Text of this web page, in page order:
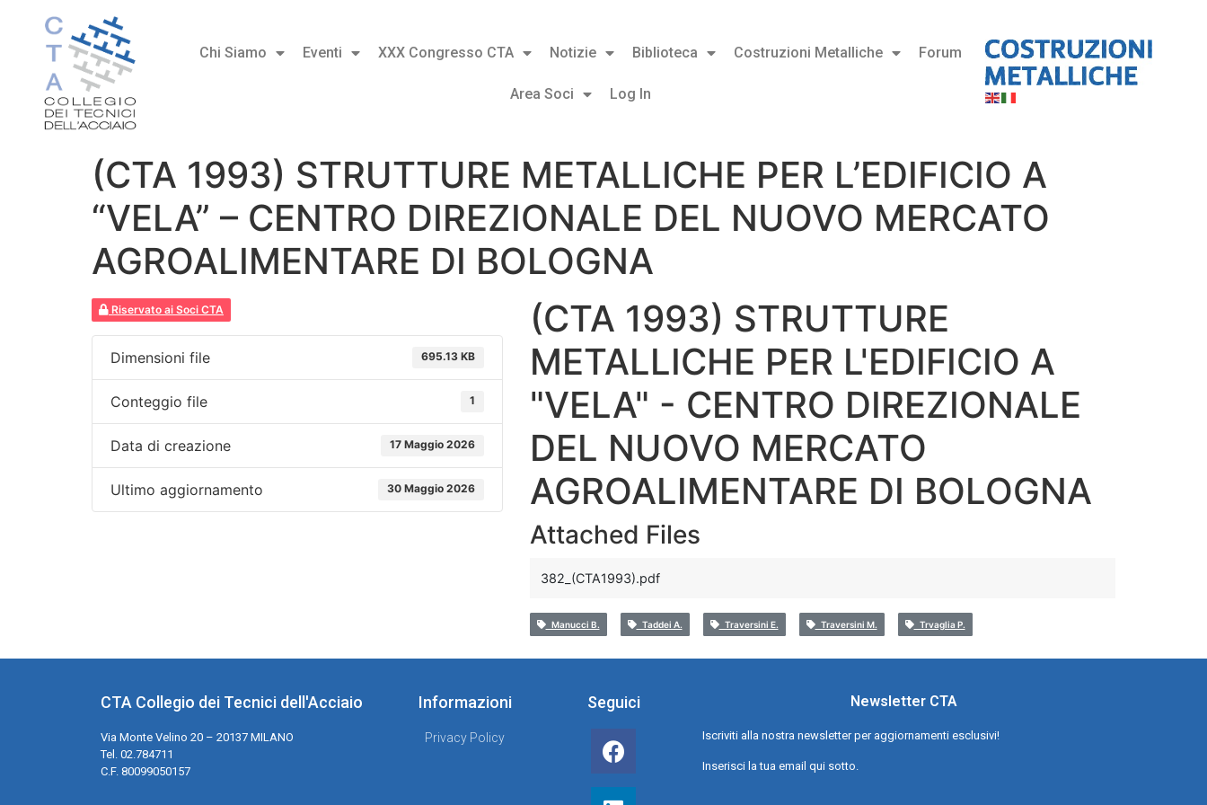
Chi Siamo Eventi XXX Congresso CTA Notizie Biblioteca Costruzioni Metalliche Forum
Area Soci Log In
(CTA 1993) STRUTTURE METALLICHE PER L’EDIFICIO A
“VELA” – CENTRO DIREZIONALE DEL NUOVO MERCATO
AGROALIMENTARE DI BOLOGNA
Riservato ai Soci CTA
Dimensioni file 695.13 KB
Conteggio file 1
Data di creazione 17 Maggio 2026
Ultimo aggiornamento 30 Maggio 2026
(CTA 1993) STRUTTURE
METALLICHE PER L'EDIFICIO A
"VELA" - CENTRO DIREZIONALE
DEL NUOVO MERCATO
AGROALIMENTARE DI BOLOGNA
Attached Files
382_(CTA1993).pdf
Manucci B. Taddei A. Traversini E. Traversini M. Trvaglia P.
CTA Collegio dei Tecnici dell'Acciaio
Via Monte Velino 20 – 20137 MILANO
Tel. 02.784711
C.F. 80099050157
Informazioni
Privacy Policy
Seguici Newsletter CTA
Iscriviti alla nostra newsletter per aggiornamenti esclusivi!
Inserisci la tua email qui sotto.